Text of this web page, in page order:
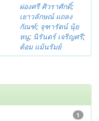
ผ่องศรี ศิวราศักดิ์;
เยาวลักษณ์ แถลง
กัณฑ์; จุฑารัตน์ นุ้ย
หนู; นิรันดร์ เจริญศรี;
ต้อม แม้นรัมย์
1